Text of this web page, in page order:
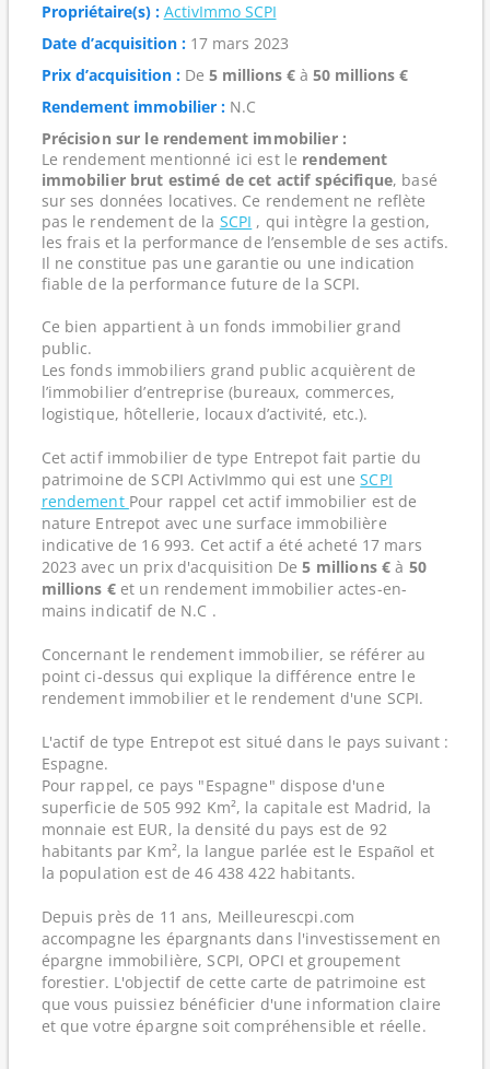
Propriétaire(s) : ActivImmo SCPI
Date d’acquisition :17 mars 2023
Prix d’acquisition :De 5 millions €à 50 millions €
Rendement immobilier :N.C
Précision sur le rendement immobilier :
Le rendement mentionné ici est le rendement
immobilier brut estimé de cet actif spécifique, basé
sur ses données locatives. Ce rendement ne reflète
pas le rendement de la SCPI , qui intègre la gestion,
les frais et la performance de l’ensemble de ses actifs.
Il ne constitue pas une garantie ou une indication
fiable de la performance future de la SCPI.
Ce bien appartient à un fonds immobilier grand
public.
Les fonds immobiliers grand public acquièrent de
l’immobilier d’entreprise (bureaux, commerces,
logistique, hôtellerie, locaux d’activité, etc.).
Cet actif immobilier de type Entrepot fait partie du
patrimoine de SCPI ActivImmo qui est uneSCPI
rendement Pour rappel cet actif immobilier est de
nature Entrepot avec une surface immobilière
indicative de 16 993. Cet actif a été acheté 17 mars
2023 avec un prix d'acquisition De5 millions € à 50
millions €et un rendement immobilier actes-en-
mains indicatif de N.C .
Concernant le rendement immobilier, se référer au
point ci-dessus qui explique la différence entre le
rendement immobilier et le rendement d'une SCPI.
L'actif de type Entrepot est situé dans le pays suivant :
Espagne.
Pour rappel, ce pays "Espagne" dispose d'une
superficie de 505 992 Km², la capitale est Madrid, la
monnaie est EUR, la densité du pays est de 92
habitants par Km², la langue parlée est le Español et
la population est de 46 438 422 habitants.
Depuis près de 11 ans, Meilleurescpi.com
accompagne les épargnants dans l'investissement en
épargne immobilière, SCPI, OPCI et groupement
forestier. L'objectif de cette carte de patrimoine est
que vous puissiez bénéficier d'une information claire
et que votre épargne soit compréhensible et réelle.